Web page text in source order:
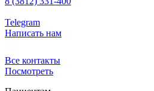
Telegram
Написать нам
Все контакты
Посмотреть